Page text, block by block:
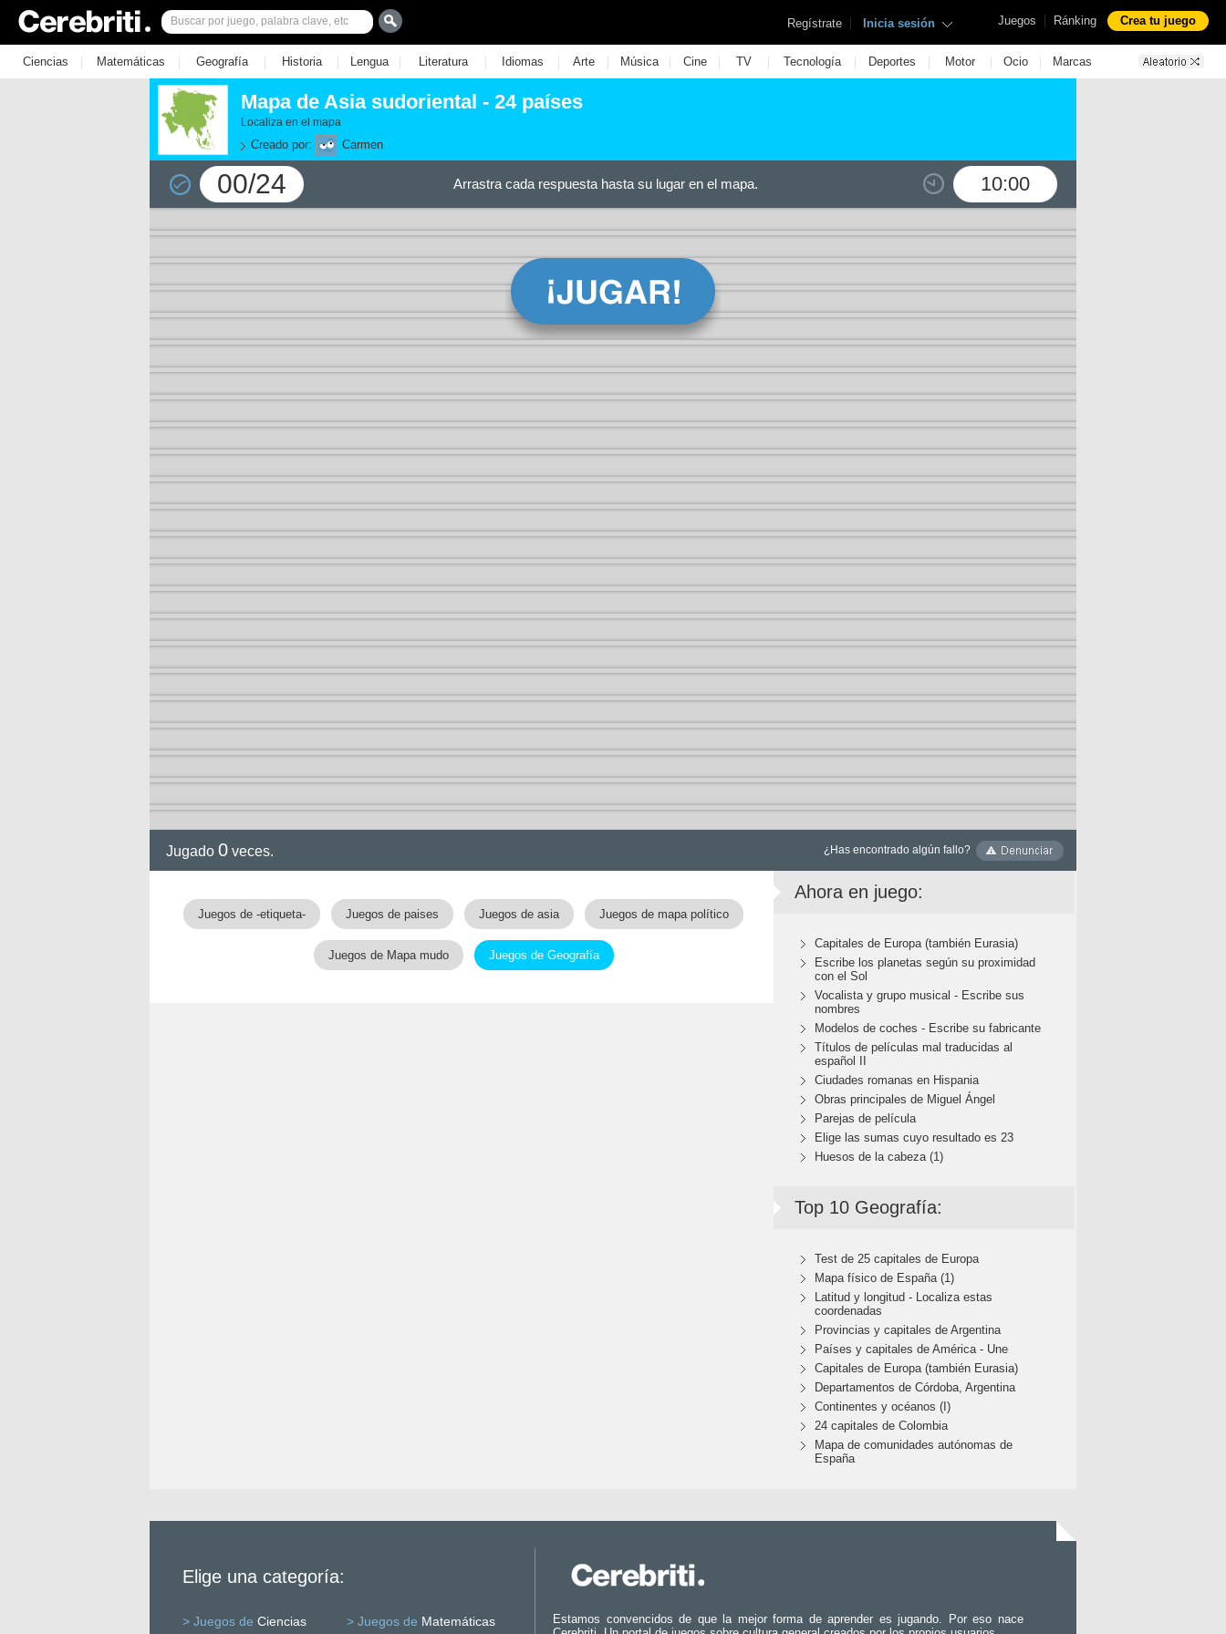
Juegos | Ránking Crea tu juego
Regístrate | Inicia sesión
Ciencias | Matemáticas | Geografía | Historia | Lengua | Literatura | Idiomas | Arte | Música | Cine | TV | Tecnología | Deportes | Motor | Ocio | Marcas
Mapa de Asia sudoriental - 24 países
Localiza en el mapa
Creado por: Carmen
00/24 10:00
Arrastra cada respuesta hasta su lugar en el mapa.
Jugado 0 veces. ¿Has encontrado algún fallo?
Juegos de -etiqueta- Juegos de paises Juegos de asia Juegos de mapa político
Juegos de Mapa mudo Juegos de Geografía
Ahora en juego:
Capitales de Europa (también Eurasia)
Escribe los planetas según su proximidad
con el Sol
Vocalista y grupo musical - Escribe sus
nombres
Modelos de coches - Escribe su fabricante
Títulos de películas mal traducidas al
español II
Ciudades romanas en Hispania
Obras principales de Miguel Ángel
Parejas de película
Elige las sumas cuyo resultado es 23
Huesos de la cabeza (1)
Top 10 Geografía:
Test de 25 capitales de Europa
Mapa físico de España (1)
Latitud y longitud - Localiza estas
coordenadas
Provincias y capitales de Argentina
Países y capitales de América - Une
Capitales de Europa (también Eurasia)
Departamentos de Córdoba, Argentina
Continentes y océanos (I)
24 capitales de Colombia
Mapa de comunidades autónomas de
España
Elige una categoría:
> Juegos de Ciencias > Juegos de Matemáticas
Estamos convencidos de que la mejor forma de aprender es jugando. Por eso nace